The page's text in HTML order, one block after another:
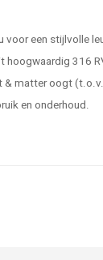
een stijlvolle
316
& matter oogt
en onderhoud.